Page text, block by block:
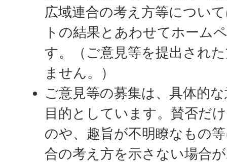
広域連合の考え方等につい
トの結果とあわせてホーム
す。（ご意見等を提出され
ません。）
ご意見等の募集は、具体的
目的としています。賛否だ
のや、趣旨が不明瞭なもの
合の考え方を示さない場合